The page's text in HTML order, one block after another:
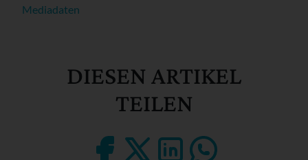
Mediadaten
DIESEN ARTIKEL
TEILEN